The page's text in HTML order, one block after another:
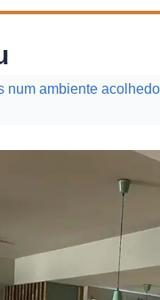
ambiente